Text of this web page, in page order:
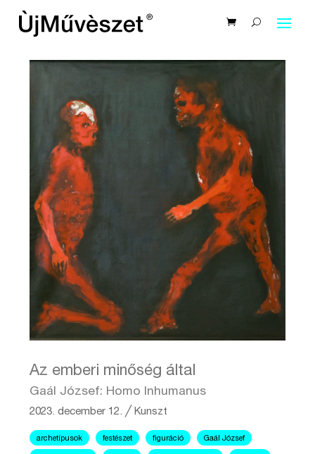
Az emberi minőség által
Gaál József: Homo Inhumanus
2023. december 12. ╱ Kunszt
archetípusok festészet figuráció Gaál József